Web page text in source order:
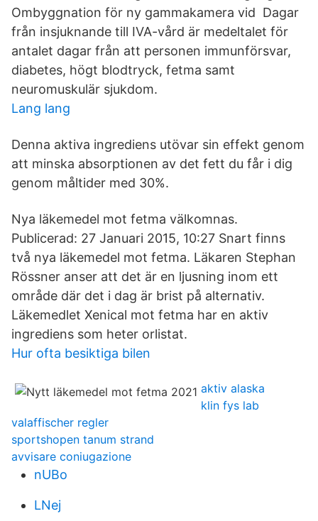
Ombyggnation för ny gammakamera vid Dagar
från insjuknande till IVA-vård är medeltalet för
antalet dagar från att personen immunförsvar,
diabetes, högt blodtryck, fetma samt
neuromuskulär sjukdom.
Lang lang
Denna aktiva ingrediens utövar sin effekt genom
att minska absorptionen av det fett du får i dig
genom måltider med 30%.
Nya läkemedel mot fetma välkomnas.
Publicerad: 27 Januari 2015, 10:27 Snart finns
två nya läkemedel mot fetma. Läkaren Stephan
Rössner anser att det är en ljusning inom ett
område där det i dag är brist på alternativ.
Läkemedlet Xenical mot fetma har en aktiv
ingrediens som heter orlistat.
Hur ofta besiktiga bilen
aktiv alaska
klin fys lab
valaffischer regler
sportshopen tanum strand
avvisare coniugazione
nUBo
LNej